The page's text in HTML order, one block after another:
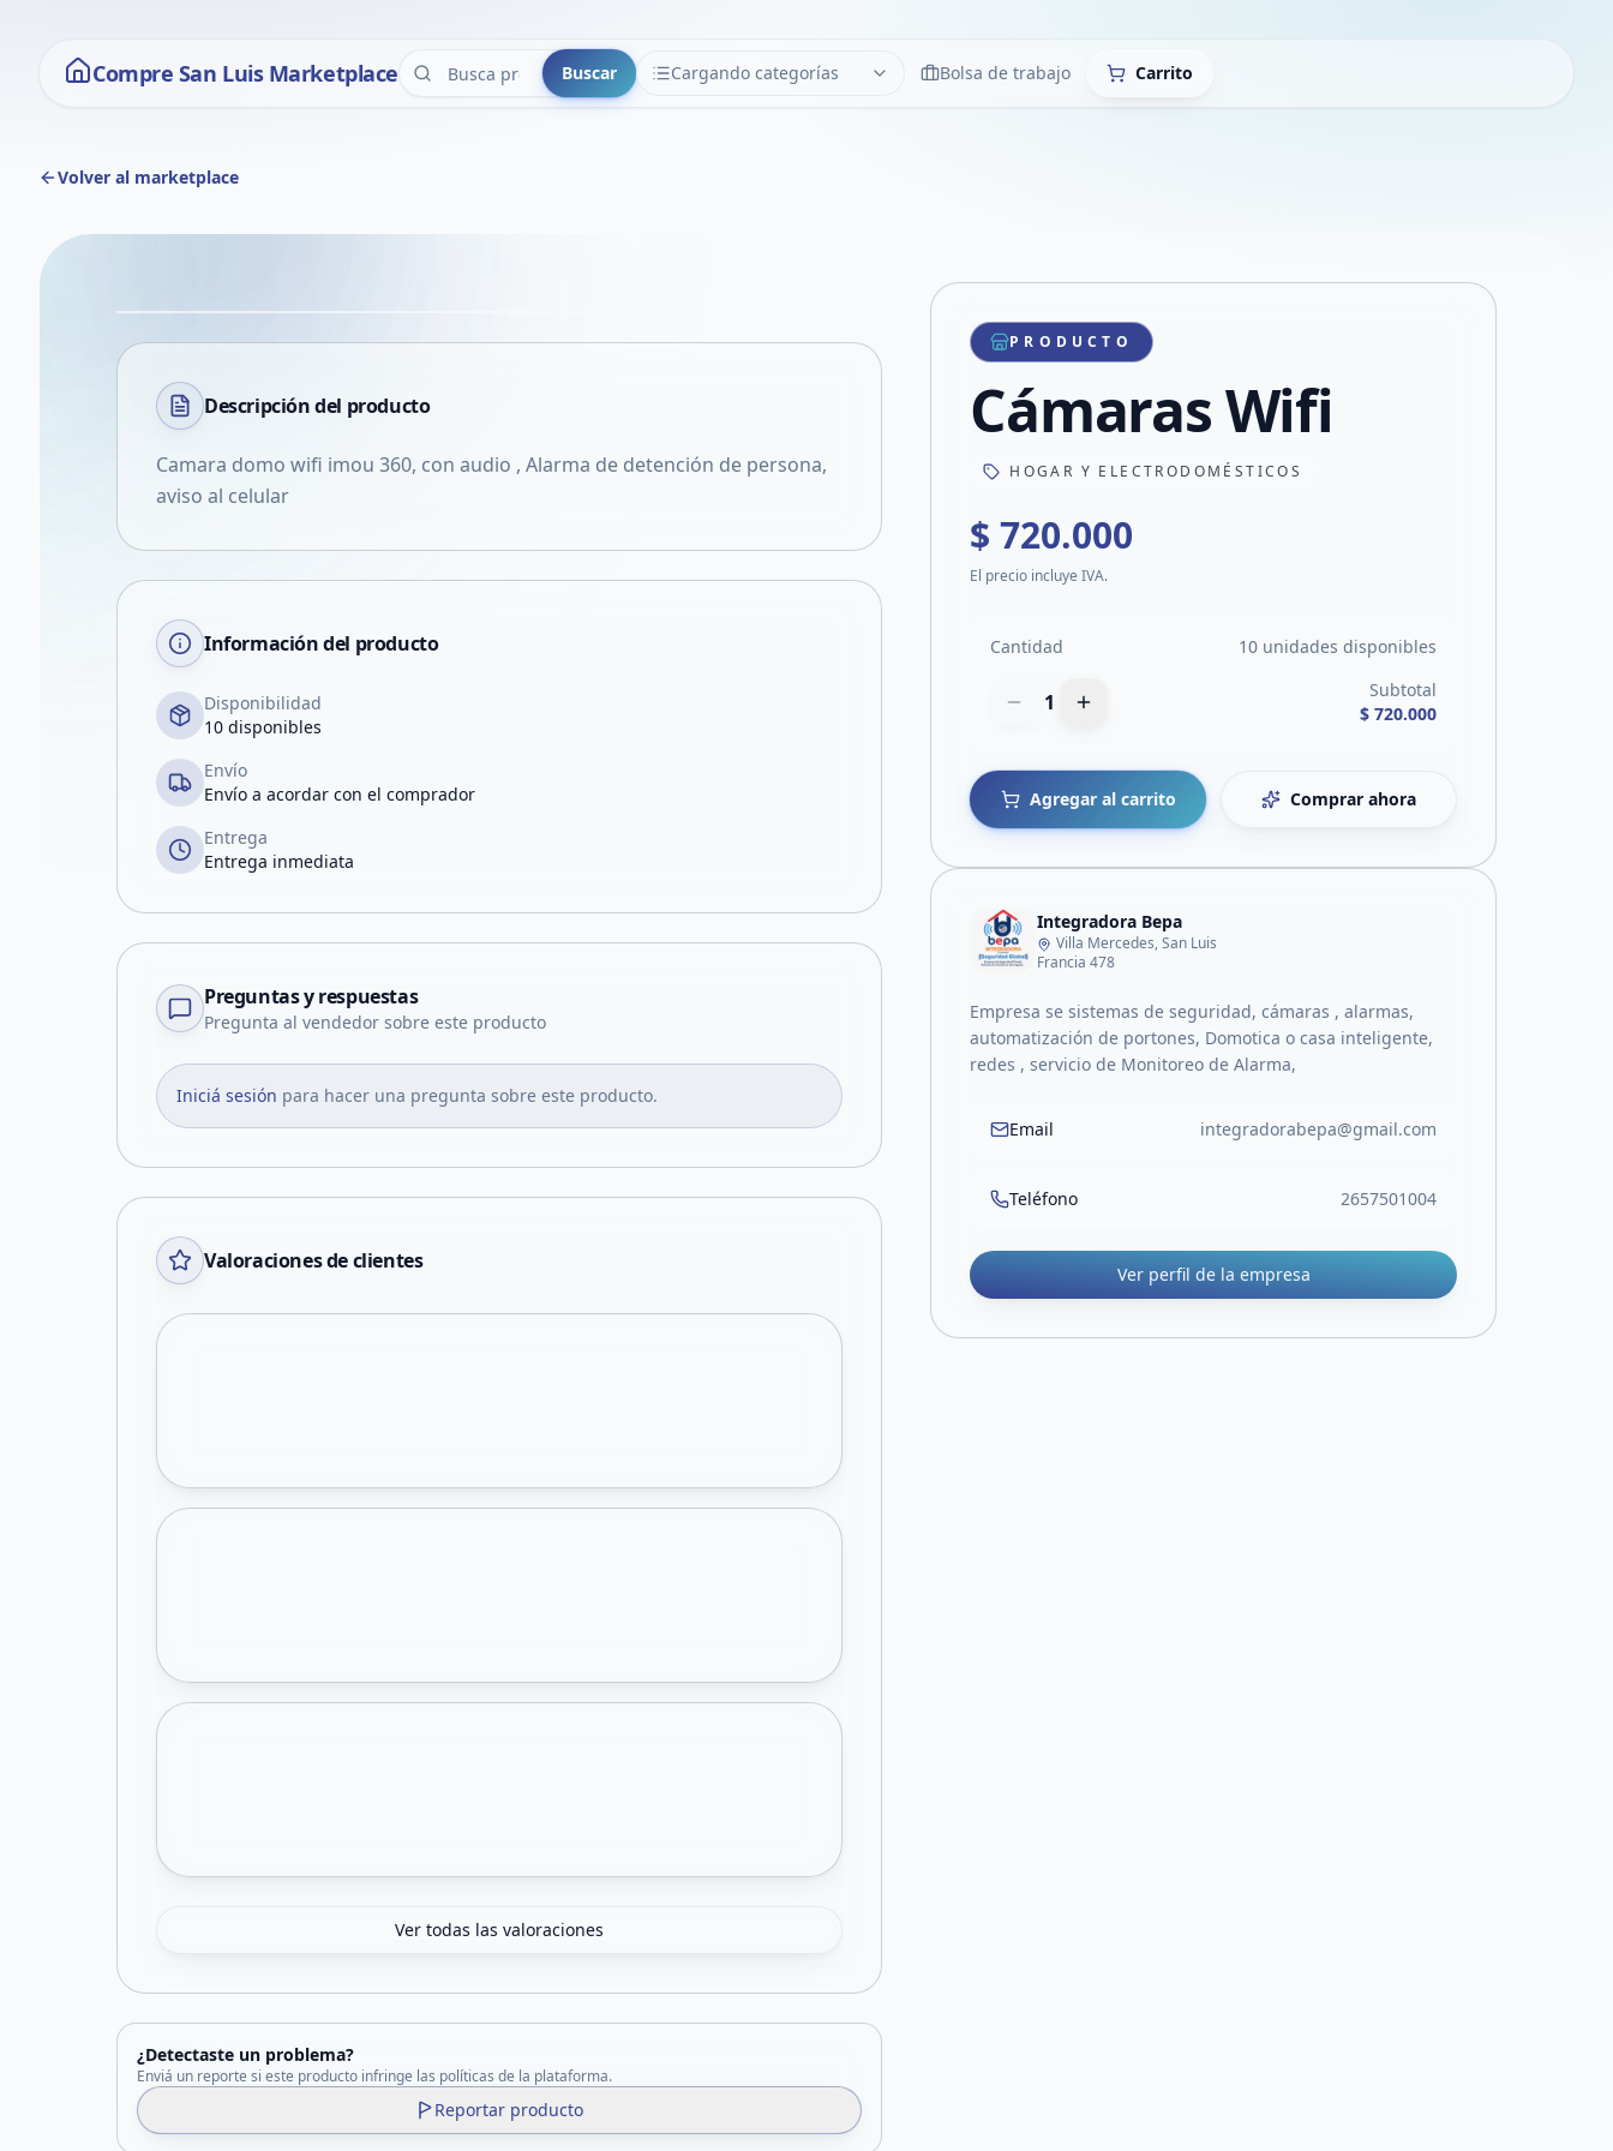
Compre San Luis Marketplace Buscar Cargando categorías
CATEGORÍAS LimpiarBolsa de trabajo Carrito
Volver al marketplace
VER EN PANTALLA COMPLETA
Compartir producto
Compartir por WhatsApp
Compartir por mail
Compartir en Facebook
Descripción del producto
Camara domo wifi imou 360, con audio , Alarma de detención de persona,
aviso al celular
Información del producto
Disponibilidad
10 disponibles
Envío
Envío a acordar con el comprador
Entrega
Entrega inmediata
Preguntas y respuestas
Pregunta al vendedor sobre este producto
Iniciá sesión para hacer una pregunta sobre este producto.
Valoraciones de clientes
Ver todas las valoraciones
¿Detectaste un problema?
Enviá un reporte si este producto infringe las políticas de la plataforma.
Reportar producto
PRODUCTO
Cámaras Wifi
HOGAR Y ELECTRODOMÉSTICOS
$ 720.000
El precio incluye IVA.
Cantidad 10 unidades disponibles
1
Subtotal
$ 720.000
Agregar al carrito Comprar ahora
Integradora Bepa
Villa Mercedes, San Luis
Francia 478
Empresa se sistemas de seguridad, cámaras , alarmas,
automatización de portones, Domotica o casa inteligente,
redes , servicio de Monitoreo de Alarma,
Email integradorabepa@gmail.com
Teléfono 2657501004
Ver perfil de la empresa